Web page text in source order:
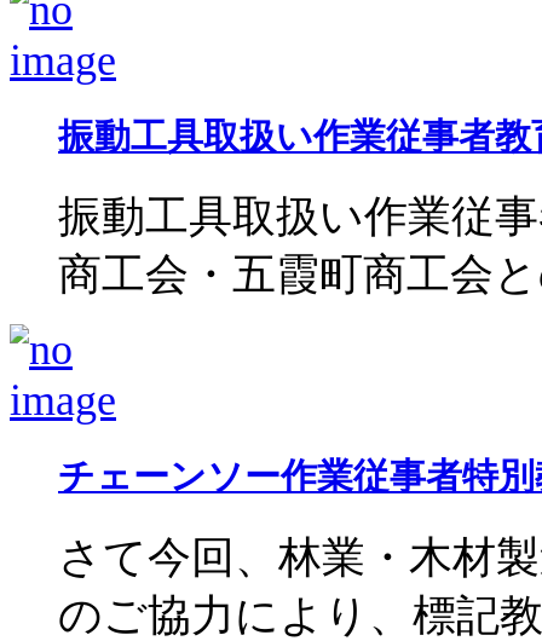
振動工具取扱い作業従事者
振動工具取扱い作業従
商工会・五霞町商工会
チェーンソー作業従事者特
さて今回、林業・木材
のご協力により、標記